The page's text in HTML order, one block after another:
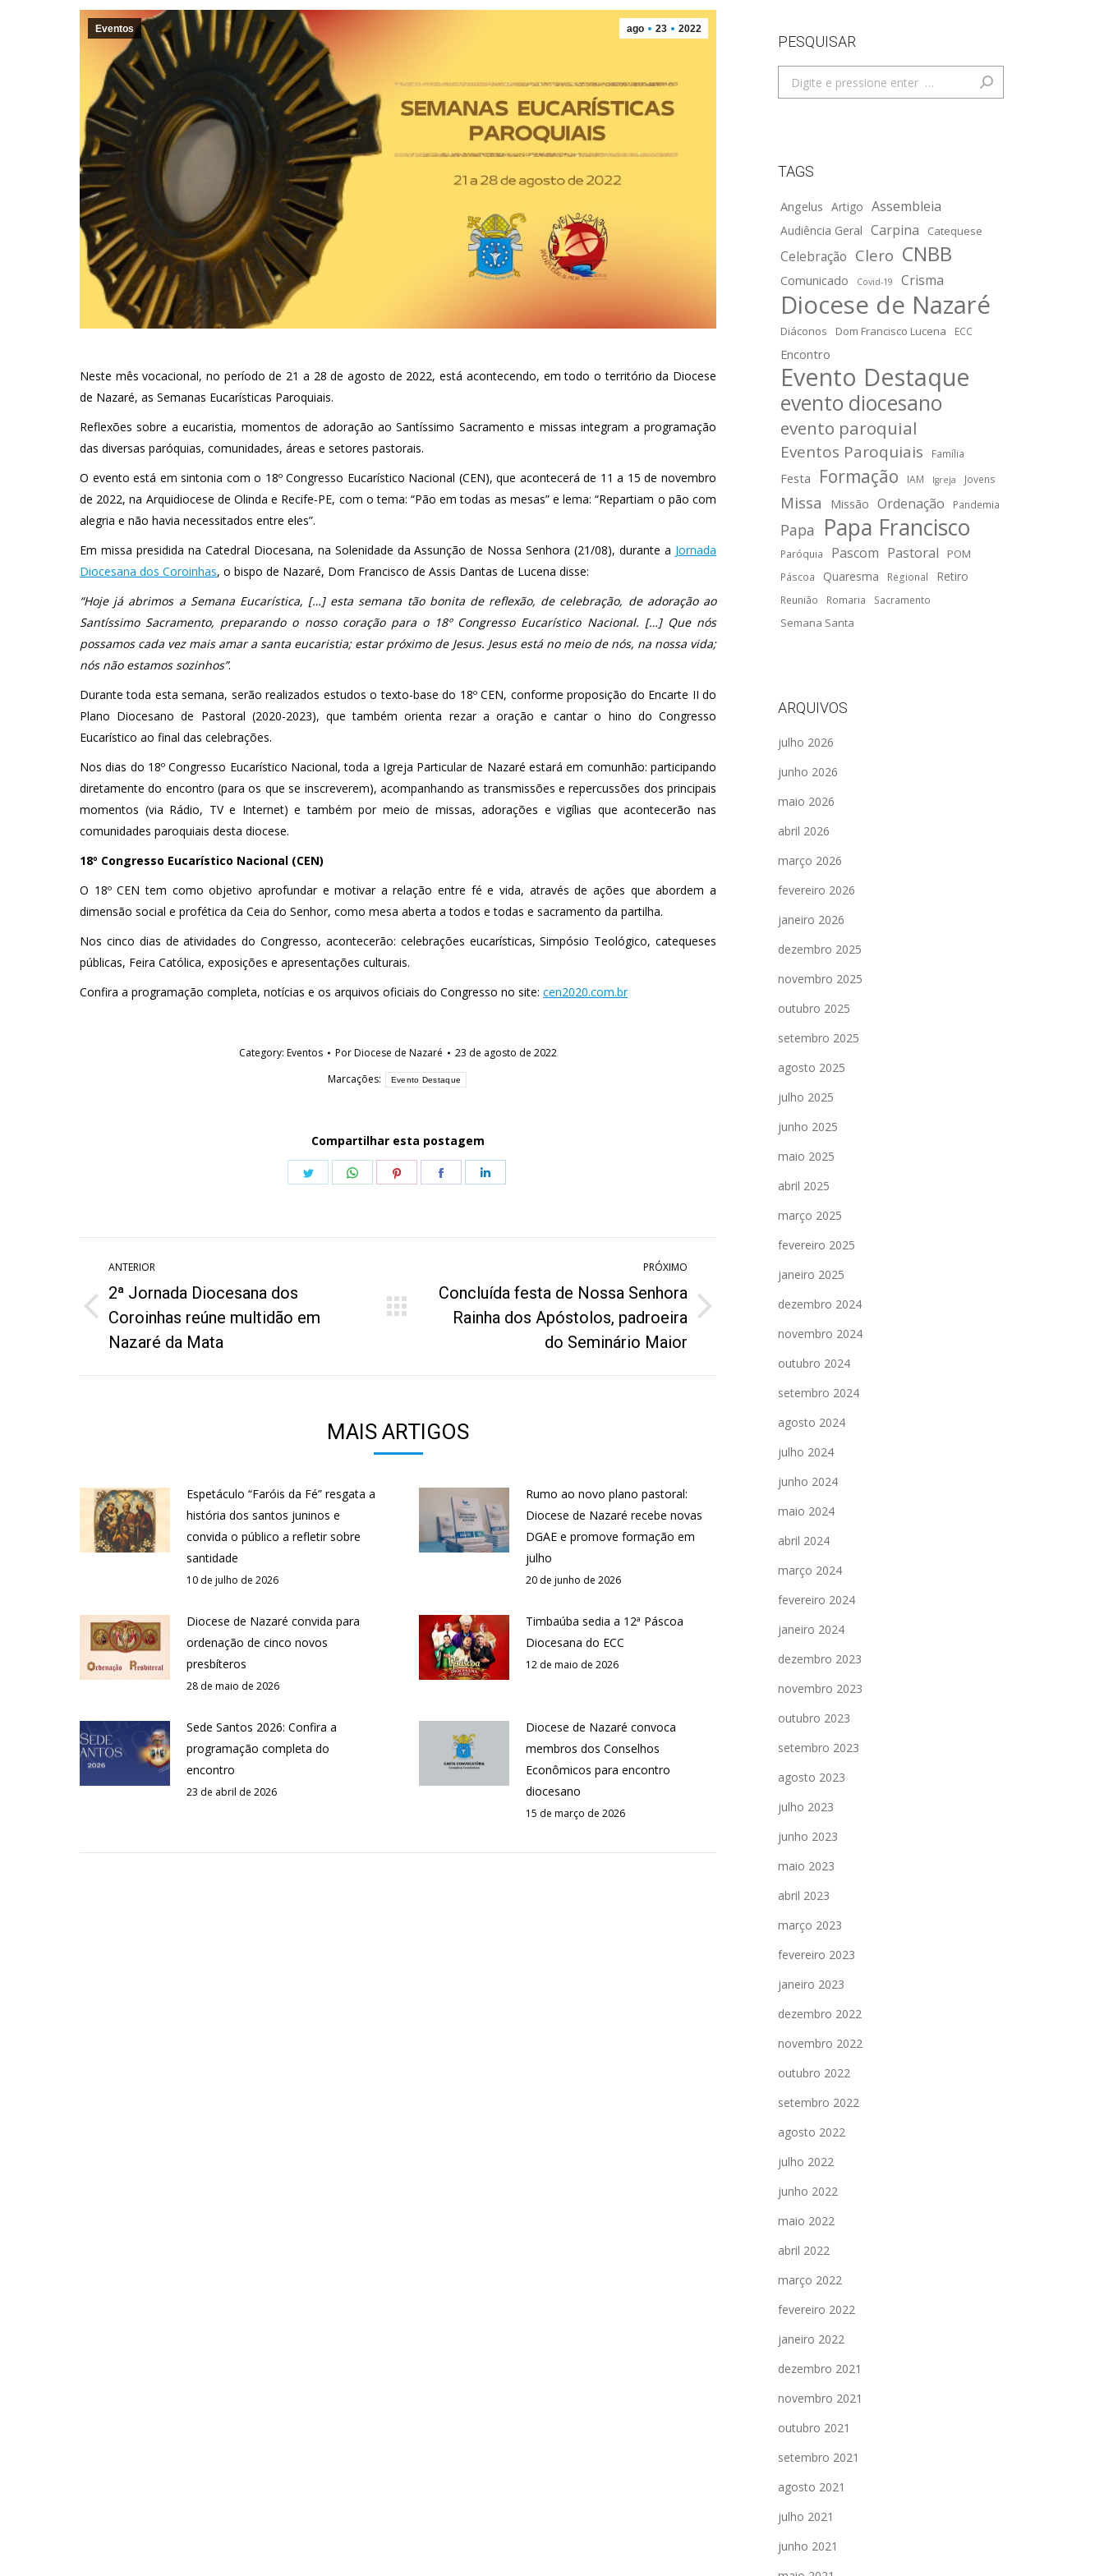
ago 23 2022
Eventos
Neste mês vocacional, no período de 21 a 28 de agosto de 2022, está acontecendo, em todo o território da Diocese
de Nazaré, as Semanas Eucarísticas Paroquiais.
Reflexões sobre a eucaristia, momentos de adoração ao Santíssimo Sacramento e missas integram a programação
das diversas paróquias, comunidades, áreas e setores pastorais.
O evento está em sintonia com o 18º Congresso Eucarístico Nacional (CEN), que acontecerá de 11 a 15 de novembro
de 2022, na Arquidiocese de Olinda e Recife-PE, com o tema: “Pão em todas as mesas” e lema: “Repartiam o pão com
alegria e não havia necessitados entre eles”.
Em missa presidida na Catedral Diocesana, na Solenidade da Assunção de Nossa Senhora (21/08), durante a Jornada
Diocesana dos Coroinhas, o bispo de Nazaré, Dom Francisco de Assis Dantas de Lucena disse:
“Hoje já abrimos a Semana Eucarística, […] esta semana tão bonita de reflexão, de celebração, de adoração ao
Santíssimo Sacramento, preparando o nosso coração para o 18º Congresso Eucarístico Nacional. […] Que nós
possamos cada vez mais amar a santa eucaristia; estar próximo de Jesus. Jesus está no meio de nós, na nossa vida;
nós não estamos sozinhos”.
Durante toda esta semana, serão realizados estudos o texto-base do 18º CEN, conforme proposição do Encarte II do
Plano Diocesano de Pastoral (2020-2023), que também orienta rezar a oração e cantar o hino do Congresso
Eucarístico ao final das celebrações.
Nos dias do 18º Congresso Eucarístico Nacional, toda a Igreja Particular de Nazaré estará em comunhão: participando
diretamente do encontro (para os que se inscreverem), acompanhando as transmissões e repercussões dos principais
momentos (via Rádio, TV e Internet) e também por meio de missas, adorações e vigílias que acontecerão nas
comunidades paroquiais desta diocese.
18º Congresso Eucarístico Nacional (CEN)
O 18º CEN tem como objetivo aprofundar e motivar a relação entre fé e vida, através de ações que abordem a
dimensão social e profética da Ceia do Senhor, como mesa aberta a todos e todas e sacramento da partilha.
Nos cinco dias de atividades do Congresso, acontecerão: celebrações eucarísticas, Simpósio Teológico, catequeses
públicas, Feira Católica, exposições e apresentações culturais.
Confira a programação completa, notícias e os arquivos oficiais do Congresso no site: cen2020.com.br
Category: Eventos PorDiocese de Nazaré
23 de agosto de 2022
Marcações:
Evento Destaque
Compartilhar esta postagem
Share Share
Share
Share
de
post:
ANTERIOR
Post
anterior:
2ª Jornada Diocesana dos
Coroinhas reúne multidão em
Nazaré da Mata
PRÓXIMO
Próximo
Concluída festa de Nossa Senhora
Rainha dos Apóstolos, padroeira
do Seminário Maior
MAIS ARTIGOS
Espetáculo “Faróis da Fé” resgata a
história dos santos juninos e
convida o público a refletir sobre
santidade
10 de julho de 2026
Rumo ao novo plano pastoral:
Diocese de Nazaré recebe novas
DGAE e promove formação em
julho
20 de junho de 2026
Diocese de Nazaré convida para
ordenação de cinco novos
presbíteros
28 de maio de 2026
Timbaúba sedia a 12ª Páscoa
Diocesana do ECC
12 de maio de 2026
Sede Santos 2026: Confira a
programação completa do
encontro
23 de abril de 2026
Diocese de Nazaré convoca
membros dos Conselhos
Econômicos para encontro
diocesano
15 de março de 2026
PESQUISAR
Search:
TAGS
Angelus Artigo Assembleia
Audiência Geral Carpina Catequese
Celebração Clero CNBB
Comunicado Covid-19 Crisma
Diocese de Nazaré
Diáconos Dom Francisco Lucena ECC
Encontro
Evento Destaque
evento diocesano
evento paroquial
Eventos Paroquiais Família
Festa Formação IAM Igreja Jovens
Missa Missão Ordenação Pandemia
Papa Papa Francisco
Paróquia Pascom Pastoral POM
Páscoa Quaresma Regional Retiro
Reunião Romaria Sacramento
Semana Santa
ARQUIVOS
julho 2026
junho 2026
maio 2026
abril 2026
março 2026
fevereiro 2026
janeiro 2026
dezembro 2025
novembro 2025
outubro 2025
setembro 2025
agosto 2025
julho 2025
junho 2025
maio 2025
abril 2025
março 2025
fevereiro 2025
janeiro 2025
dezembro 2024
novembro 2024
outubro 2024
setembro 2024
agosto 2024
julho 2024
junho 2024
maio 2024
abril 2024
março 2024
fevereiro 2024
janeiro 2024
dezembro 2023
novembro 2023
outubro 2023
setembro 2023
agosto 2023
julho 2023
junho 2023
maio 2023
abril 2023
março 2023
fevereiro 2023
janeiro 2023
dezembro 2022
novembro 2022
outubro 2022
setembro 2022
agosto 2022
julho 2022
junho 2022
maio 2022
abril 2022
março 2022
fevereiro 2022
janeiro 2022
dezembro 2021
novembro 2021
outubro 2021
setembro 2021
agosto 2021
julho 2021
junho 2021